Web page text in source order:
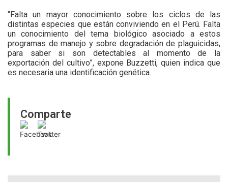
Comparte
“Falta un mayor conocimiento sobre los ciclos de las
distintas especies que están conviviendo en el Perú. Falta
un conocimiento del tema biológico asociado a estos
programas de manejo y sobre degradación de plaguicidas,
para saber si son detectables al momento de la
exportación del cultivo”, expone Buzzetti, quien indica que
es necesaria una identificación genética.